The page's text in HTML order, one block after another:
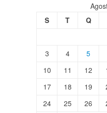
S
T Q
3
4 5
10
11 12
17
18 19
24
25 26